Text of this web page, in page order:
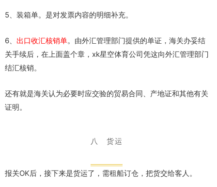
5、装箱单。是对发票内容的明细补充。
6、 出口收汇核销单。由外汇管理部门提供的单证，海关办妥结
关手续后，在上面盖个章，xk星空体育公司凭这向外汇管理部门
结汇核销。
还有就是海关认为必要时应交验的贸易合同、产地证和其他有关
证明。
八 货运
报关OK后，接下来是货运了，需租船订仓，把货交给客人。